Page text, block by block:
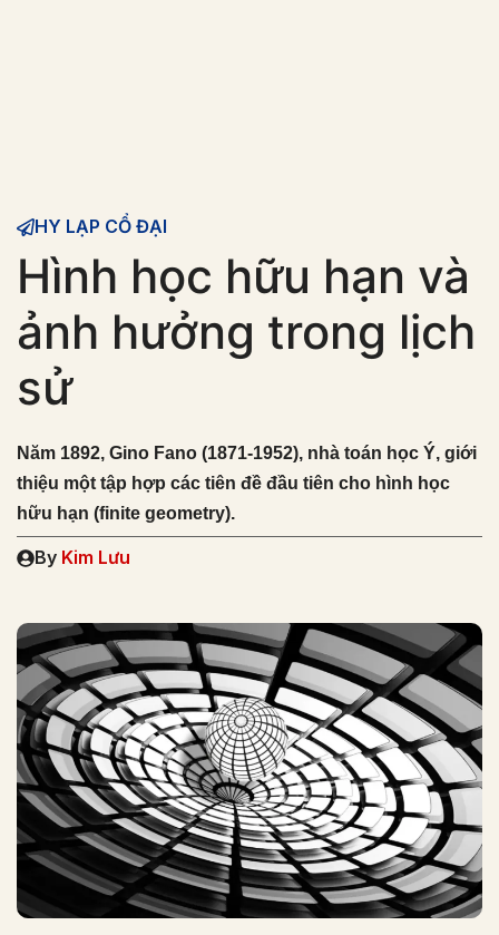
HY LẠP CỔ ĐẠI
Hình học hữu hạn và
ảnh hưởng trong lịch
sử
Năm 1892, Gino Fano (1871-1952), nhà toán học Ý, giới
thiệu một tập hợp các tiên đề đầu tiên cho hình học
hữu hạn (finite geometry).
By Kim Lưu